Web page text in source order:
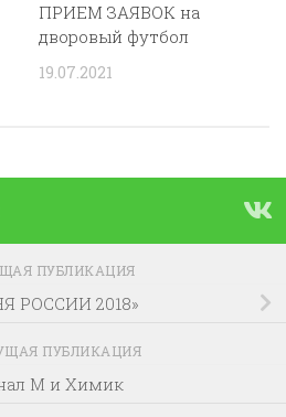
ПРИЕМ ЗАЯВОК на
дворовый футбол
19.07.2021
ПУБЛИКАЦИЯ
РОССИИ 2018»
ПУБЛИКАЦИЯ
М и Химик